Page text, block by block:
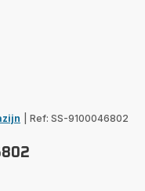
Ref: SS-9100046802